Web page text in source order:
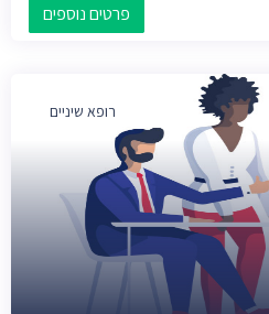
פרטים נוספים
רופא שיניים